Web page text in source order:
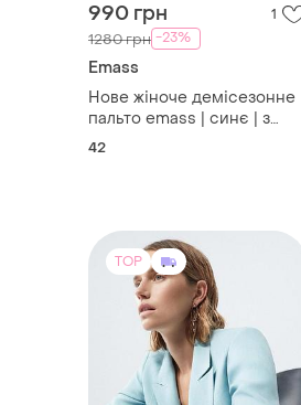
990 грн 1
1280 грн -23%
Emass
Нове жіноче демісезонне
пальто emass | синє | з
бірками
42
TOP